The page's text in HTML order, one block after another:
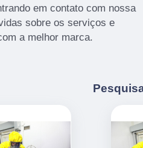
em contato com nossa
sobre os serviços e
a melhor marca.